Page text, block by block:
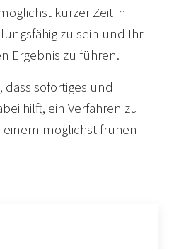
kurzer Zeit in
zu sein und Ihr
Ergebnis zu führen.
dass sofortiges und
hilft, ein Verfahren zu
möglichst frühen